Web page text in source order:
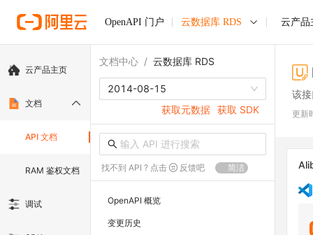
OpenAPI 门户 云数据库 RDS 云产品
云产品主页
文档
API 文档
RAM 鉴权文档
调试
文档中心 / 云数据库 RDS
2014-08-15
获取元数据 获取 SDK
找不到 API ? 点击 反馈吧 简洁
OpenAPI 概览
变更历史
该
更新